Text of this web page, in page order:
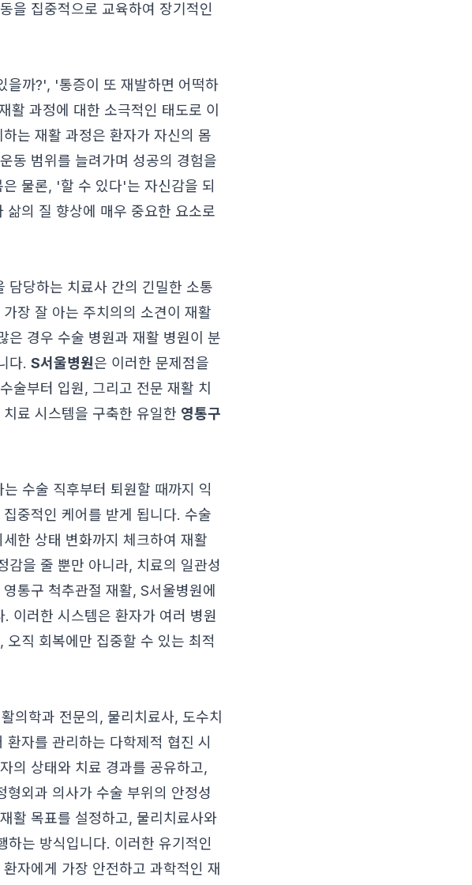
을 집중적으로 교육하여 장기적인
을까?', '통증이 또 재발하면 어떡하
활 과정에 대한 소극적인 태도로 이
는 재활 과정은 환자가 자신의 몸
동 범위를 늘려가며 성공의 경험을
물론, '할 수 있다'는 자신감을 되
의 질 향상에 매우 중요한 요소로
담당하는 치료사 간의 긴밀한 소통
장 잘 아는 주치의의 소견이 재활
은 경우 수술 병원과 재활 병원이 분
다. S서울병원은 이러한 문제점을
술부터 입원, 그리고 전문 재활 치
료 시스템을 구축한 유일한 영통구
수술 직후부터 퇴원할 때까지 익
중적인 케어를 받게 됩니다. 수술
한 상태 변화까지 체크하여 재활
감을 줄 뿐만 아니라, 치료의 일관성
영통구 척추관절 재활, S서울병원에
이러한 시스템은 환자가 여러 병원
직 회복에만 집중할 수 있는 최적
의학과 전문의, 물리치료사, 도수치
자를 관리하는 다학제적 협진 시
의 상태와 치료 경과를 공유하고,
외과 의사가 수술 부위의 안정성
활 목표를 설정하고, 물리치료사와
하는 방식입니다. 이러한 유기적인
자에게 가장 안전하고 과학적인 재